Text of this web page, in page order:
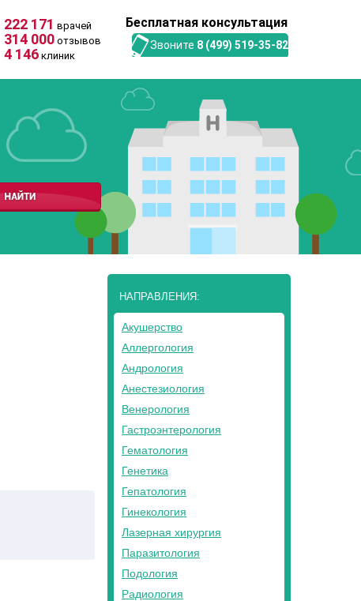
222 171 врачей
314 000 отзывов
4 146 клиник
Бесплатная консультация
Звоните 8 (499) 519-35-82
НАПРАВЛЕНИЯ:
Акушерство
Аллергология
Андрология
Анестезиология
Венерология
Гастроэнтерология
Гематология
Генетика
Гепатология
Гинекология
Лазерная хирургия
Паразитология
Подология
Радиология